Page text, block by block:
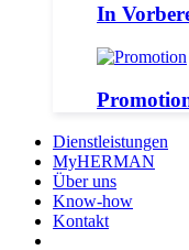
In
Dienstleistungen
MyHERMAN
Über uns
Know-how
Kontakt